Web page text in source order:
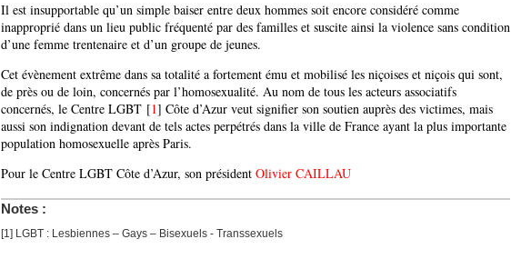
Il est insupportable qu’un simple baiser entre deux hommes soit encore considéré comme
inapproprié dans un lieu public fréquenté par des familles et suscite ainsi la violence sans condition
d’une femme trentenaire et d’un groupe de jeunes.
Cet évènement extrême dans sa totalité a fortement ému et mobilisé les niçoises et niçois qui sont,
de près ou de loin, concernés par l’homosexualité. Au nom de tous les acteurs associatifs
concernés, le Centre LGBT [1] Côte d’Azur veut signifier son soutien auprès des victimes, mais
aussi son indignation devant de tels actes perpétrés dans la ville de France ayant la plus importante
population homosexuelle après Paris.
Pour le Centre LGBT Côte d’Azur, son président Olivier CAILLAU
Notes :
[1] LGBT : Lesbiennes – Gays – Bisexuels - Transsexuels